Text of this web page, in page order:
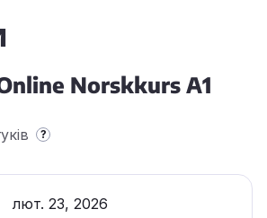
Norskkurs A1
?
лют. 23, 2026